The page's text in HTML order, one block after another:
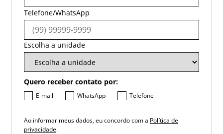
Telefone/WhatsApp
Escolha a unidade
Quero receber contato por:
E-mail WhatsApp Telefone
Ao informar meus dados, eu concordo com a Política de
privacidade.